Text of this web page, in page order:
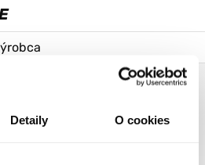
Detaily O cookies
UP MODRÝ M
sponou, ktorá je chránená proti